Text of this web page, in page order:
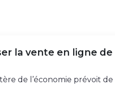
la vente en ligne
de l’économie prévoit